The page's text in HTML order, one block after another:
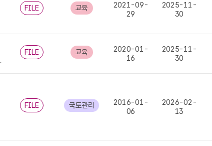
FILE 교육
2021-09-
29
2025-11-
30
FILE 교육
2020-01-
16
2025-11-
30
FILE 국토관리
2016-01-
06
2026-02-
13